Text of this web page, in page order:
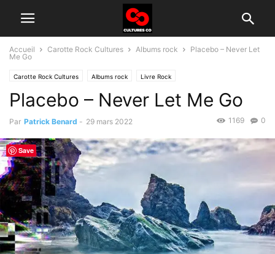
Accueil Carotte Rock Cultures Albums rock
Placebo – Never Let
Me Go
Carotte Rock Cultures Albums rock Livre Rock
Groupes rock d'aujourd'hui
Placebo – Never Let Me Go
Par Patrick Benard - 29 mars 2022 0
1169
Save